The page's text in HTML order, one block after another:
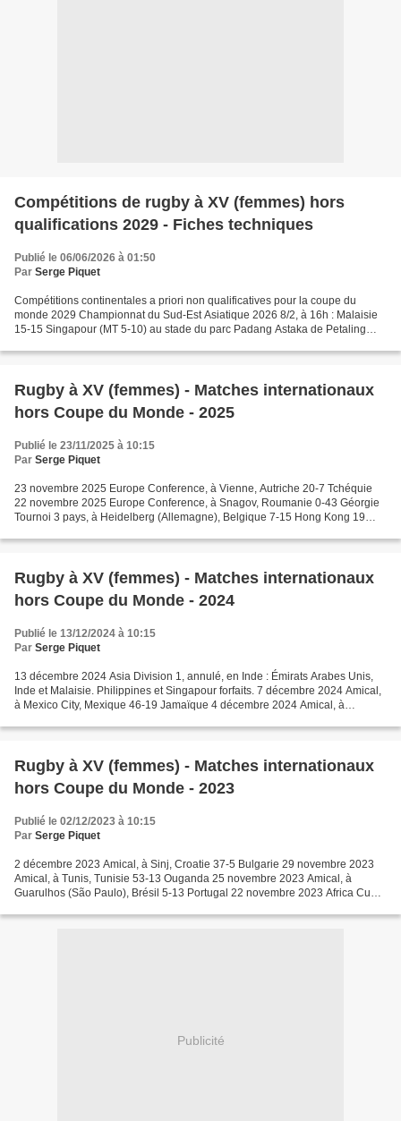
Compétitions de rugby à XV (femmes) hors
qualifications 2029 - Fiches techniques
Publié le 06/06/2026 à 01:50
Par Serge Piquet
Compétitions continentales a priori non qualificatives pour la coupe du
monde 2029 Championnat du Sud-Est Asiatique 2026 8/2, à 16h : Malaisie
15-15 Singapour (MT 5-10) au stade du parc Padang Astaka de Petaling
Rugby à XV (femmes) - Matches internationaux
hors Coupe du Monde - 2025
Publié le 23/11/2025 à 10:15
Par Serge Piquet
23 novembre 2025 Europe Conference, à Vienne, Autriche 20-7 Tchéquie
22 novembre 2025 Europe Conference, à Snagov, Roumanie 0-43 Géorgie
Tournoi 3 pays, à Heidelberg (Allemagne), Belgique 7-15 Hong Kong 19
Rugby à XV (femmes) - Matches internationaux
hors Coupe du Monde - 2024
Publié le 13/12/2024 à 10:15
Par Serge Piquet
13 décembre 2024 Asia Division 1, annulé, en Inde : Émirats Arabes Unis,
Inde et Malaisie. Philippines et Singapour forfaits. 7 décembre 2024 Amical,
à Mexico City, Mexique 46-19 Jamaïque 4 décembre 2024 Amical, à
Rugby à XV (femmes) - Matches internationaux
hors Coupe du Monde - 2023
Publié le 02/12/2023 à 10:15
Par Serge Piquet
2 décembre 2023 Amical, à Sinj, Croatie 37-5 Bulgarie 29 novembre 2023
Amical, à Tunis, Tunisie 53-13 Ouganda 25 novembre 2023 Amical, à
Guarulhos (São Paulo), Brésil 5-13 Portugal 22 novembre 2023 Africa Cup
Publicité